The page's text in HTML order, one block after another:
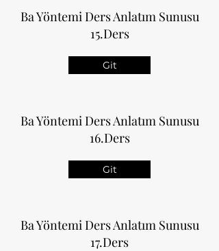
Ba Yöntemi Ders Anlatım Sunusu
15.Ders
Git
Ba Yöntemi Ders Anlatım Sunusu
16.Ders
Git
Ba Yöntemi Ders Anlatım Sunusu
17.Ders